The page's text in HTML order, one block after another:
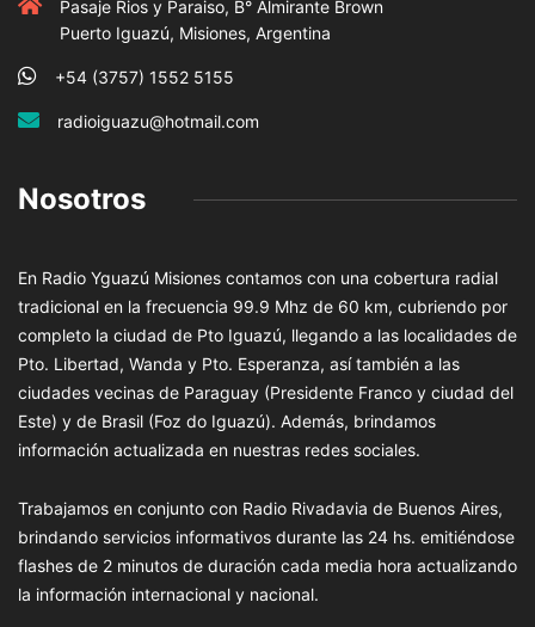
Pasaje Rios y Paraiso, B° Almirante Brown
Puerto Iguazú, Misiones, Argentina
+54 (3757) 1552 5155
radioiguazu@hotmail.com
Nosotros
En Radio Yguazú Misiones contamos con una cobertura radial
tradicional en la frecuencia 99.9 Mhz de 60 km, cubriendo por
completo la ciudad de Pto Iguazú, llegando a las localidades de
Pto. Libertad, Wanda y Pto. Esperanza, así también a las
ciudades vecinas de Paraguay (Presidente Franco y ciudad del
Este) y de Brasil (Foz do Iguazú). Además, brindamos
información actualizada en nuestras redes sociales.
Trabajamos en conjunto con Radio Rivadavia de Buenos Aires,
brindando servicios informativos durante las 24 hs. emitiéndose
flashes de 2 minutos de duración cada media hora actualizando
la información internacional y nacional.